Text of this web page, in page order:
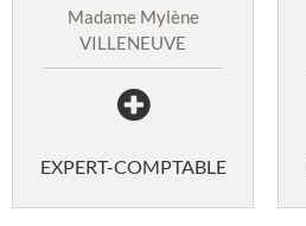
Madame Mylène
VILLENEUVE
EXPERT-COMPTABLE